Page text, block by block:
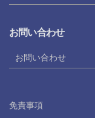
お問い合わせ
お問い合わせ
免責事項